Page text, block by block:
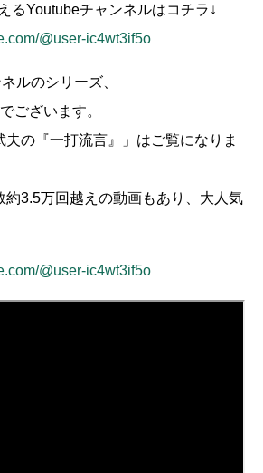
るYoutubeチャンネルはコチラ↓
@user-ic4wt3if5o
ルのシリーズ、
ございます。
夫の『一打流言』」はご覧になりま
約3.5万回越えの動画もあり、大人気
@user-ic4wt3if5o